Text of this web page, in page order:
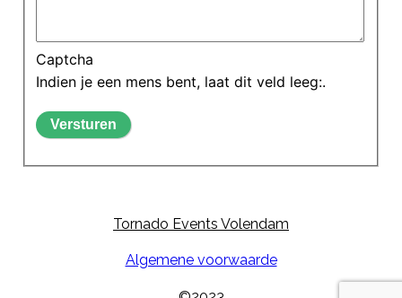
Captcha
Indien je een mens bent, laat dit veld leeg:.
Tornado Events Volendam
Algemene voorwaarde